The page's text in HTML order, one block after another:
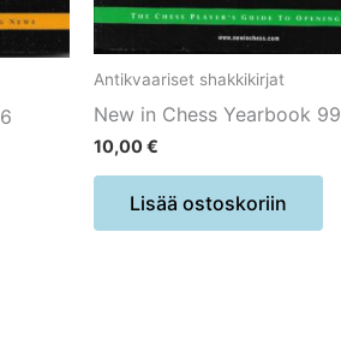
Antikvaariset shakkikirjat
New in Chess Yearbook 99
10,00€
Lisää ostoskoriin